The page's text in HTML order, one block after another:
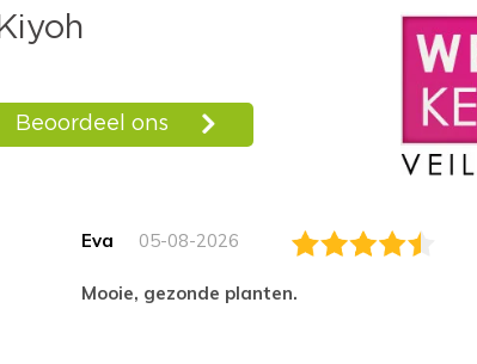
Eva 05-08-2026
Mooie, gezonde planten.